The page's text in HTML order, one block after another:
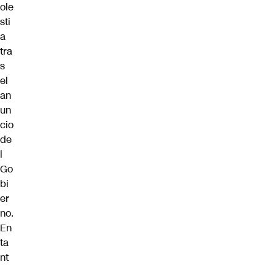
ole
sti
a
tra
s
el
an
un
cio
de
l
Go
bi
er
no.
En
ta
nt